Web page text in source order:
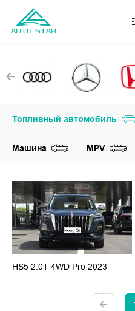
Топливный автомобиль
Машина MPV
HS5 2.0T 4WD Pro 2023